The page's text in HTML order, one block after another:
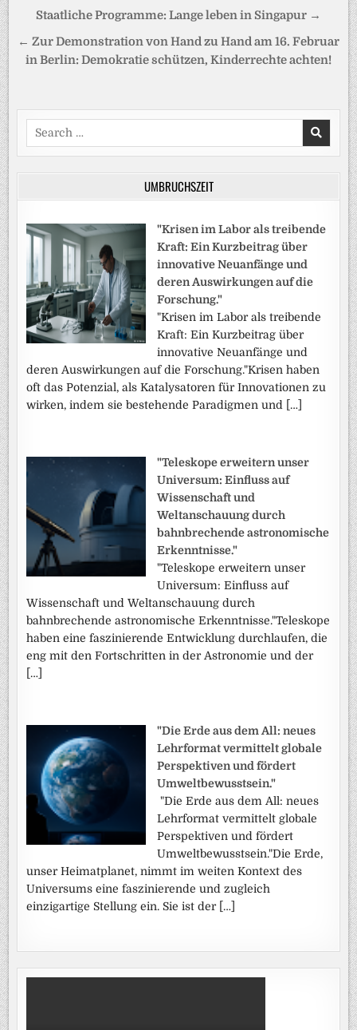
Beitragsnavigation
Staatliche Programme: Lange leben in Singapur →
← Zur Demonstration von Hand zu Hand am 16. Februar
in Berlin: Demokratie schützen, Kinderrechte achten!
Search
for:
UMBRUCHSZEIT
"Krisen im Labor als treibende
Kraft: Ein Kurzbeitrag über
innovative Neuanfänge und
deren Auswirkungen auf die
Forschung."
"Krisen im Labor als treibende
Kraft: Ein Kurzbeitrag über
innovative Neuanfänge und
deren Auswirkungen auf die Forschung."Krisen haben
oft das Potenzial, als Katalysatoren für Innovationen zu
wirken, indem sie bestehende Paradigmen und […]
"Teleskope erweitern unser
Universum: Einfluss auf
Wissenschaft und
Weltanschauung durch
bahnbrechende astronomische
Erkenntnisse."
"Teleskope erweitern unser
Universum: Einfluss auf
Wissenschaft und Weltanschauung durch
bahnbrechende astronomische Erkenntnisse."Teleskope
haben eine faszinierende Entwicklung durchlaufen, die
eng mit den Fortschritten in der Astronomie und der
[…]
"Die Erde aus dem All: neues
Lehrformat vermittelt globale
Perspektiven und fördert
Umweltbewusstsein."
"Die Erde aus dem All: neues
Lehrformat vermittelt globale
Perspektiven und fördert
Umweltbewusstsein."Die Erde,
unser Heimatplanet, nimmt im weiten Kontext des
Universums eine faszinierende und zugleich
einzigartige Stellung ein. Sie ist der […]